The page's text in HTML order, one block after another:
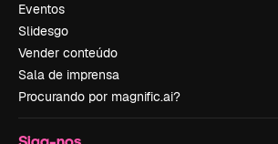
Eventos
Slidesgo
Vender conteúdo
Sala de imprensa
Procurando por magnific.ai?